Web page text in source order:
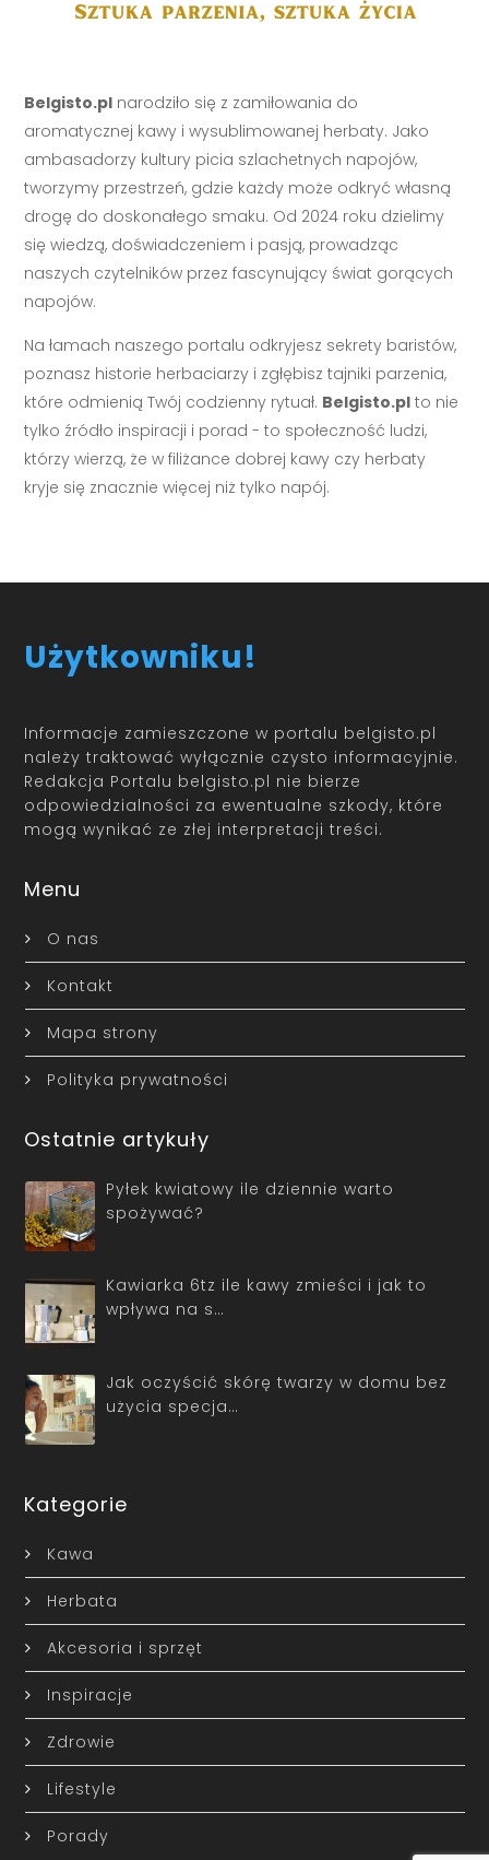
Belgisto.pl narodziło się z zamiłowania do
aromatycznej kawy i wysublimowanej herbaty. Jako
ambasadorzy kultury picia szlachetnych napojów,
tworzymy przestrzeń, gdzie każdy może odkryć własną
drogę do doskonałego smaku. Od 2024 roku dzielimy
się wiedzą, doświadczeniem i pasją, prowadząc
naszych czytelników przez fascynujący świat gorących
napojów.
Na łamach naszego portalu odkryjesz sekrety baristów,
poznasz historie herbaciarzy i zgłębisz tajniki parzenia,
które odmienią Twój codzienny rytuał. Belgisto.pl to nie
tylko źródło inspiracji i porad - to społeczność ludzi,
którzy wierzą, że w filiżance dobrej kawy czy herbaty
kryje się znacznie więcej niż tylko napój.
Użytkowniku!
Informacje zamieszczone w portalu belgisto.pl
należy traktować wyłącznie czysto informacyjnie.
Redakcja Portalu belgisto.pl nie bierze
odpowiedzialności za ewentualne szkody, które
mogą wynikać ze złej interpretacji treści.
Menu
O nas
Kontakt
Mapa strony
Polityka prywatności
Ostatnie artykuły
Pyłek kwiatowy ile dziennie warto
spożywać?
Kawiarka 6tz ile kawy zmieści i jak to
wpływa na s…
Jak oczyścić skórę twarzy w domu bez
użycia specja…
Kategorie
Kawa
Herbata
Akcesoria i sprzęt
Inspiracje
Zdrowie
Lifestyle
Porady